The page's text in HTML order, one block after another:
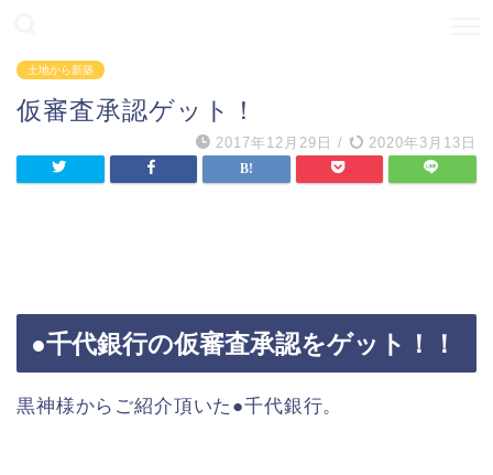
土地から新築
仮審査承認ゲット！
2017年12月29日 / 2020年3月13日
●千代銀行の仮審査承認をゲット！！
黒神様からご紹介頂いた●千代銀行。